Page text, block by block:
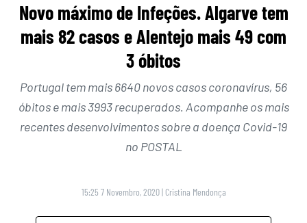
Novo máximo de Infeções. Algarve tem
mais 82 casos e Alentejo mais 49 com
3 óbitos
Portugal tem mais 6640 novos casos coronavírus, 56
óbitos e mais 3993 recuperados. Acompanhe os mais
recentes desenvolvimentos sobre a doença Covid-19
no POSTAL
15:25 7 Novembro, 2020 | Cristina Mendonça